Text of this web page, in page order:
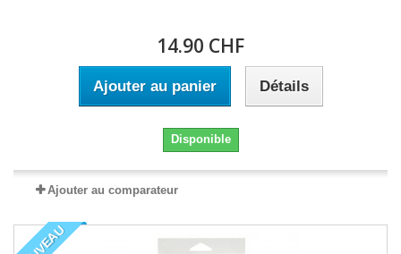
14.90 CHF
Ajouter au panier Détails
Disponible
Ajouter au comparateur